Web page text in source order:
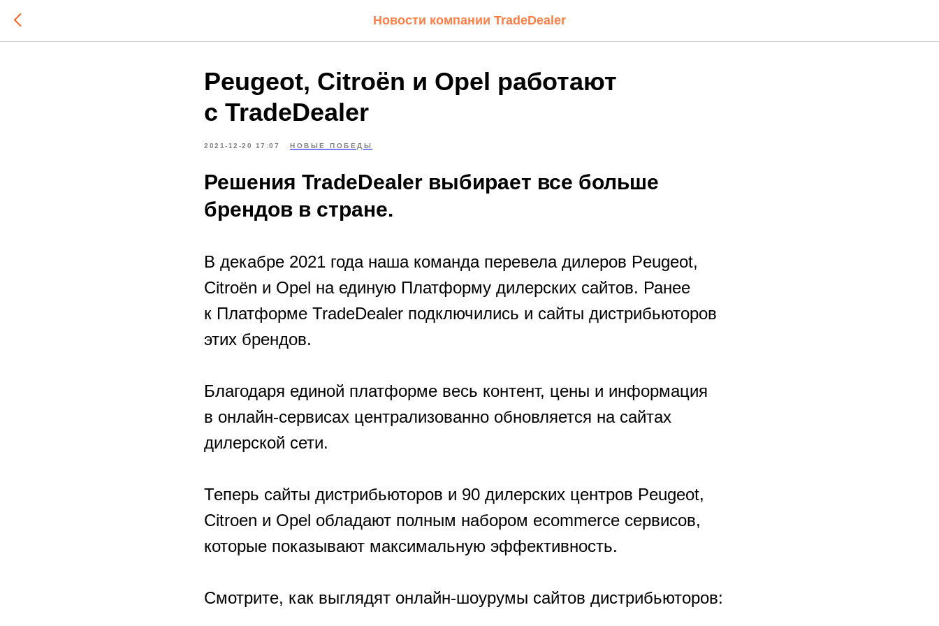
Новости компании TradeDealer
Peugeot, Citroёn и Opel работают
с TradeDealer
2021-12-20 17:07 НОВЫЕ ПОБЕДЫ
Решения TradeDealer выбирает все больше
брендов в стране.
В декабре 2021 года наша команда перевела дилеров Peugeot,
Citroёn и Opel на единую Платформу дилерских сайтов. Ранее
к Платформе TradeDealer подключились и сайты дистрибьюторов
этих брендов.
Благодаря единой платформе весь контент, цены и информация
в онлайн-сервисах централизованно обновляется на сайтах
дилерской сети.
Теперь сайты дистрибьюторов и 90 дилерских центров Peugeot,
Citroen и Opel обладают полным набором ecommerce сервисов,
которые показывают максимальную эффективность.
Смотрите, как выглядят онлайн-шоурумы сайтов дистрибьюторов: